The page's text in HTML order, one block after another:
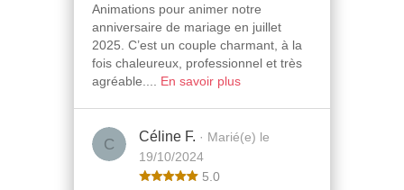
Animations pour animer notre
anniversaire de mariage en juillet
2025. C’est un couple charmant, à la
fois chaleureux, professionnel et très
agréable.... En savoir plus
C Céline F. · Marié(e) le
19/10/2024
5.0